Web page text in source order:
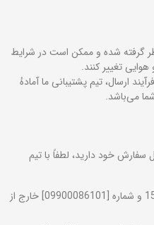
گرفته شده و ممکن است در شرایط
تغییر کنند.
ارسال، تیم پشتیبانی ما آمادهٔ
می‌باشد.
سفارش خود دارید، لطفاً با تیم
[08644223818] تا ساعت 15 و شماره [09900086101] خارج از